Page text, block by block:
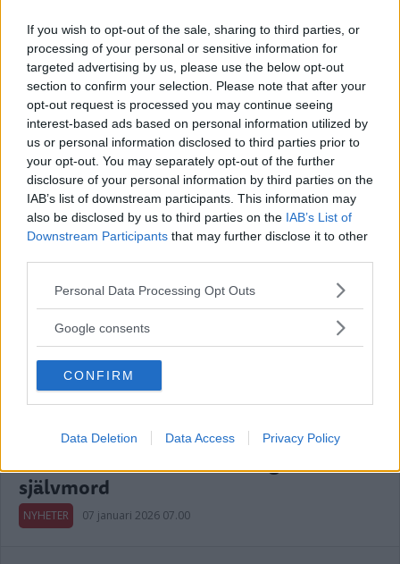
If you wish to opt-out of the sale, sharing to third parties, or
processing of your personal or sensitive information for
targeted advertising by us, please use the below opt-out
section to confirm your selection. Please note that after your
opt-out request is processed you may continue seeing
interest-based ads based on personal information utilized by
us or personal information disclosed to third parties prior to
your opt-out. You may separately opt-out of the further
disclosure of your personal information by third parties on the
IAB’s list of downstream participants. This information may
also be disclosed by us to third parties on the IAB’s List of
Downstream Participants that may further disclose it to other
Please note that this website/app uses one or more Google
not limited to your visit or usage behaviour. You may click to
use your data for below specified purposes in below Google
consent section.
Personal Data Processing Opt Outs
Google consents
CONFIRM
Data Deletion Data Access Privacy Policy
Föghners efterträdare utsedd – hon blir
ny primärvårdsdirektör
NYHETER 26 januari 2026 10.02
Annons:
Patient med bältros fick försenad
behandling – medförde komplikationer
NYHETER 20 januari 2026 09.16
Bristande vård anmäls av regionen efter
självmord
NYHETER 07 januari 2026 07.00